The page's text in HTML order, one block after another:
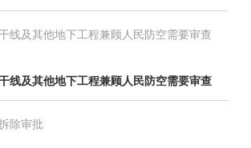
线及其他地下工程兼顾人民防空需要审查
线及其他地下工程兼顾人民防空需要审查
除审批